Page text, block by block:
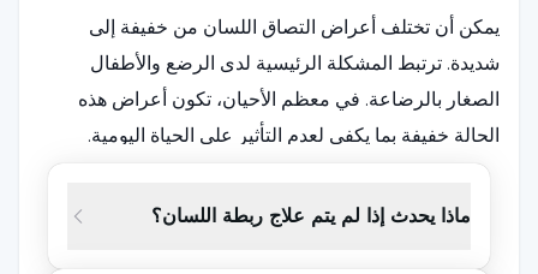
يمكن أن تختلف أعراض التصاق اللسان من خفيفة إلى
شديدة. ترتبط المشكلة الرئيسية لدى الرضع والأطفال
الصغار بالرضاعة. في معظم الأحيان، تكون أعراض هذه
الحالة خفيفة بما يكفي لعدم التأثير على الحياة اليومية.
الأعراض التي لوحظت لدى الأطفال حديثي الولادة هي كما
ماذا يحدث إذا لم يتم علاج ربطة اللسان؟